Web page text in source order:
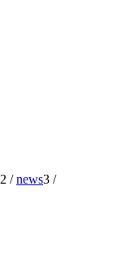
2 / news3 /